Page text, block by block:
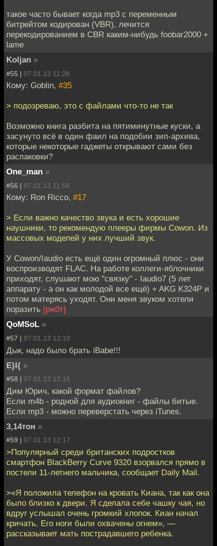
такое часто бывает когда mp3 с переменным
битрейтом кодирован (VBR), лечится
перекодированием в CBR каким-нибудь foobar2000 +
lame
Koljan »
#55 | 07.01.13 11:28
Кому: Goblin, #35
> подозреваю, это с файлами что-то не так
Возможно книга разбита на пятиминутные куски, а
засунуто всё в один фаил на подобии зип-архива,
которые некоторые гаджеты открывают сами без
распаковки?
One_man »
#56 | 07.01.13 11:58
Кому: Ron Ricco, #17
> Если важно качество звука и есть хорошие
наушники, то рекомендую плееры фирмы Cowon. Из
массовых моделей у них лучший звук.
У Cowon/Iaudio есть ещё один огромный плюс - они
воспроизводят FLAC. На работе коллеги-яблочники
приходят, слушают мою "связку" - Iaudio7 (5 лет
аппарату - а он как молодой все ещё) + AKG K324P и
потом матерясь уходят. Они меня звуком хотели
поразить [рж0т]
QoMSoL »
#57 | 07.01.13 12:10
Дык, надо было брать iBabe!!!
E}I{ »
#58 | 07.01.13 12:16
Дим Юрич, какой формат файлов?
Если m4b - родной для аудиокниг - файлы битые.
Если mp3 - можно переверстать через iTunes.
3,14тон »
#59 | 07.01.13 12:17
>Популярный среди британских подростков
смартфон BlackBerry Curve 9320 взорвался прямо в
постели 11-летнего мальчика, сообщает Daily Mail.
>«Я положила телефон на кровать Киана, так как она
было близко к двери. Я сделала себе чашку чая, но
вдруг услышал очень громкий хлопок. Киан начал
кричать. Его ноги были охвачены огнем», —
рассказывает мать пострадавшего ребенка.